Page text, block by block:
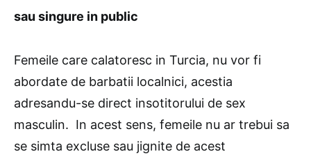
sau singure in public
Femeile care calatoresc in Turcia, nu vor fi
abordate de barbatii localnici, acestia
adresandu-se direct insotitorului de sex
masculin. In acest sens, femeile nu ar trebui sa
se simta excluse sau jignite de acest